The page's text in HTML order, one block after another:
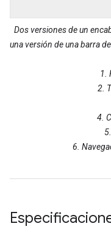
Dos versiones de un
una versión de una barra
1.
2.
4.
6.